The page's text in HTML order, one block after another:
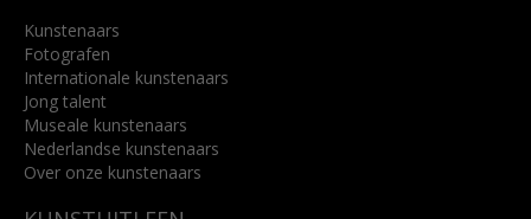
Kunstenaars
Fotografen
Internationale kunstenaars
Jong talent
Museale kunstenaars
Nederlandse kunstenaars
Over onze kunstenaars